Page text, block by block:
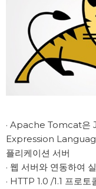
· Apache Tomcat은
Expression
플리케이션 서버
· 웹 서버와 연동하여
· HTTP 1.0 /1.1 프로